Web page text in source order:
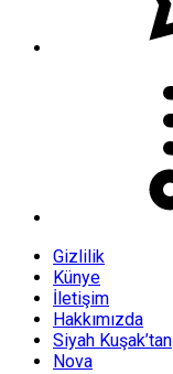
Gizlilik
Künye
İletişim
Hakkımızda
Siyah Kuşak’tan
Nova